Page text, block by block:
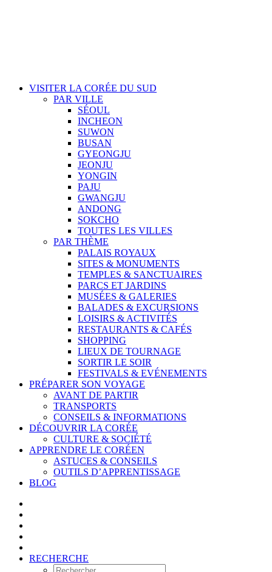
VISITER LA CORÉE DU SUD
PAR VILLE
SÉOUL
INCHEON
SUWON
BUSAN
GYEONGJU
JEONJU
YONGIN
PAJU
GWANGJU
ANDONG
SOKCHO
TOUTES LES VILLES
PAR THÈME
PALAIS ROYAUX
SITES & MONUMENTS
TEMPLES & SANCTUAIRES
PARCS ET JARDINS
MUSÉES & GALERIES
BALADES & EXCURSIONS
LOISIRS & ACTIVITÉS
RESTAURANTS & CAFÉS
SHOPPING
LIEUX DE TOURNAGE
SORTIR LE SOIR
FESTIVALS & EVÉNEMENTS
PRÉPARER SON VOYAGE
AVANT DE PARTIR
TRANSPORTS
CONSEILS & INFORMATIONS
DÉCOUVRIR LA CORÉE
CULTURE & SOCIÉTÉ
APPRENDRE LE CORÉEN
ASTUCES & CONSEILS
OUTILS D’APPRENTISSAGE
BLOG
RECHERCHE